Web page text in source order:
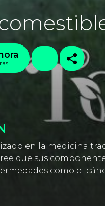
en la medicina
que sus
como el